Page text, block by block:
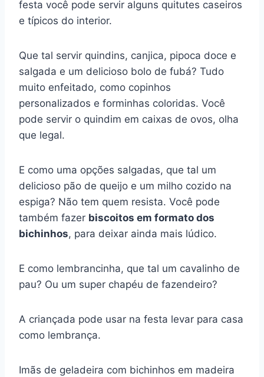
festa você pode servir alguns quitutes caseiros
e típicos do interior.
Que tal servir quindins, canjica, pipoca doce e
salgada e um delicioso bolo de fubá? Tudo
muito enfeitado, como copinhos
personalizados e forminhas coloridas. Você
pode servir o quindim em caixas de ovos, olha
que legal.
E como uma opções salgadas, que tal um
delicioso pão de queijo e um milho cozido na
espiga? Não tem quem resista. Você pode
também fazer biscoitos em formato dos
bichinhos, para deixar ainda mais lúdico.
E como lembrancinha, que tal um cavalinho de
pau? Ou um super chapéu de fazendeiro?
A criançada pode usar na festa levar para casa
como lembrança.
Imãs de geladeira com bichinhos em madeira